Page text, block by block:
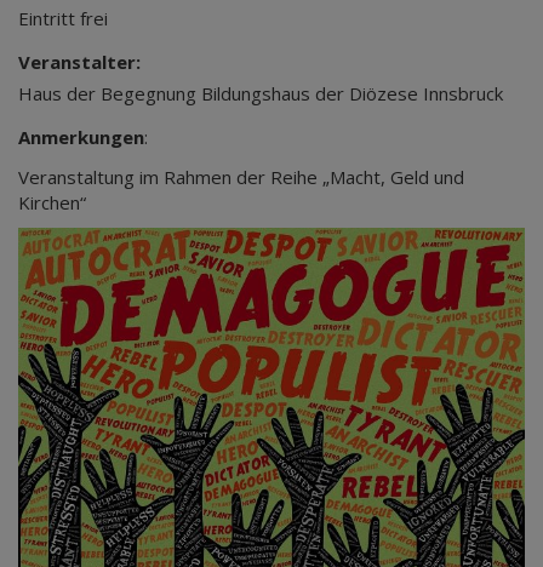
Eintritt frei
Veranstalter:
Haus der Begegnung Bildungshaus der Diözese Innsbruck
Anmerkungen:
Veranstaltung im Rahmen der Reihe „Macht, Geld und
Kirchen“